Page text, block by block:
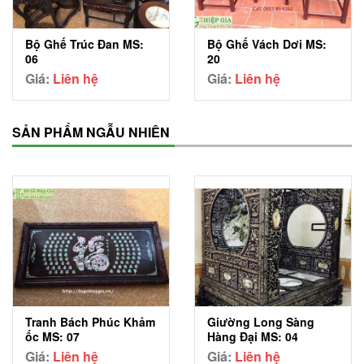
Bộ Ghế Trúc Đan MS:
06
Giá: Liên hệ
Bộ Ghế Vách Dơi MS:
20
Giá: Liên hệ
SẢN PHẨM NGẪU NHIÊN
Tranh Bách Phúc Khảm
ốc MS: 07
Giá: Liên hệ
Giường Long Sàng
Hàng Đại MS: 04
Giá: Liên hệ